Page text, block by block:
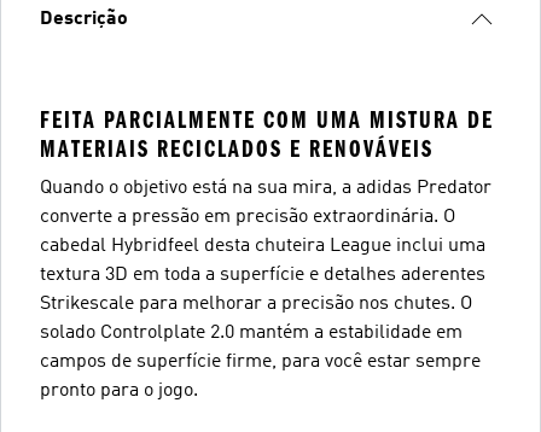
Descrição
FEITA PARCIALMENTE COM UMA MISTURA DE
MATERIAIS RECICLADOS E RENOVÁVEIS
Quando o objetivo está na sua mira, a adidas Predator
converte a pressão em precisão extraordinária. O
cabedal Hybridfeel desta chuteira League inclui uma
textura 3D em toda a superfície e detalhes aderentes
Strikescale para melhorar a precisão nos chutes. O
solado Controlplate 2.0 mantém a estabilidade em
campos de superfície firme, para você estar sempre
pronto para o jogo.